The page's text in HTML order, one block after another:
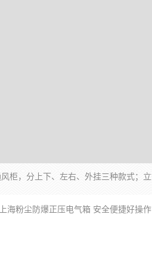
海粉尘防爆正压电气箱 安全便捷好操作